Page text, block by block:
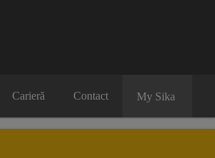
Carieră Contact My Sika